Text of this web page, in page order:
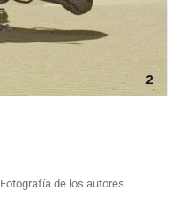
Fotografía de los autores